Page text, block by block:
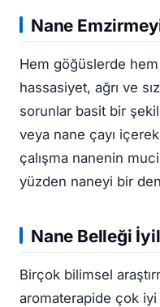
Nane
Hem göğüslerde
hassasiyet, ağrı ve
sorunlar basit bir
veya nane çayı
çalışma nanenin
yüzden naneyi bir
Nane Belleği
Birçok bilimsel
aromaterapide çok